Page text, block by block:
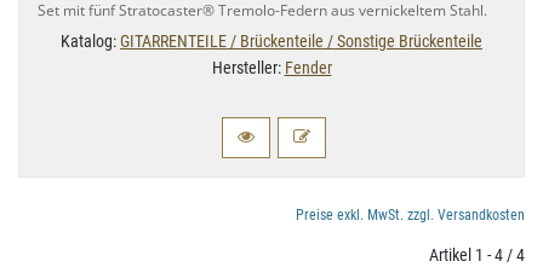
Set mit fünf Stratocaster® Tremolo-​Federn aus vernickeltem Stahl.
Katalog:GITARRENTEILE / Brückenteile / Sonstige Brückenteile
Hersteller: Fender
Preise exkl. MwSt. zzgl. Versandkosten
Artikel 1 - 4 / 4